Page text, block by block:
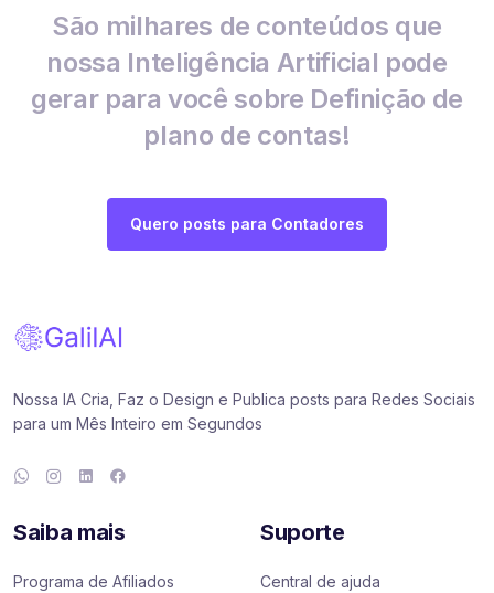
São milhares de conteúdos que
nossa Inteligência Artificial pode
gerar para você sobre Definição de
plano de contas!
Quero posts para Contadores
Nossa IA Cria, Faz o Design e Publica posts para Redes Sociais
para um Mês Inteiro em Segundos
Saiba mais
Programa de Afiliados
Suporte
Central de ajuda